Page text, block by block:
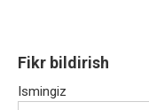
Fikr bildirish
Ismingiz